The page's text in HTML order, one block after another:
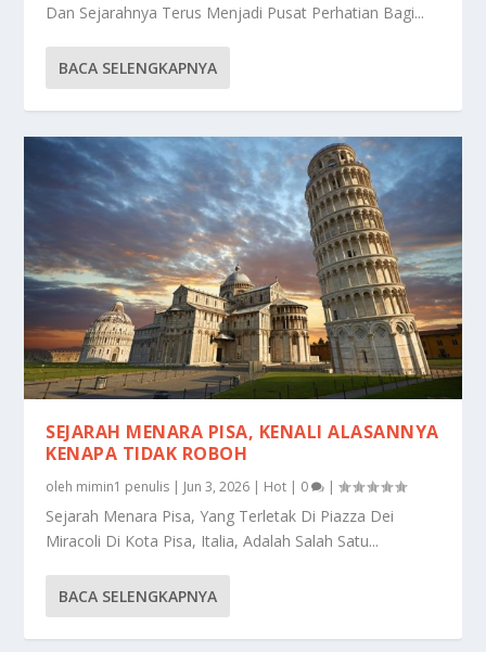
Dan Sejarahnya Terus Menjadi Pusat Perhatian Bagi...
BACA SELENGKAPNYA
SEJARAH MENARA PISA, KENALI ALASANNYA
KENAPA TIDAK ROBOH
oleh mimin1 penulis | Jun 3, 2026 | Hot | 0 |
Sejarah Menara Pisa, Yang Terletak Di Piazza Dei
Miracoli Di Kota Pisa, Italia, Adalah Salah Satu...
BACA SELENGKAPNYA